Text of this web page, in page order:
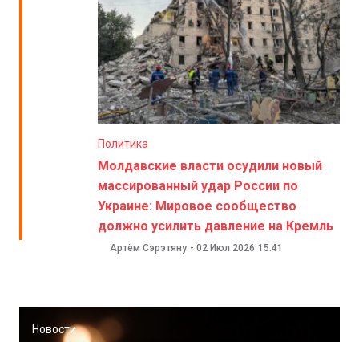
Политика
Молдавские власти осудили новый
массированный удар России по
Украине: Мировое сообщество
должно усилить давление на Кремль
Артём Сэрэтяну - 02 Июл 2026 15:41
Новости